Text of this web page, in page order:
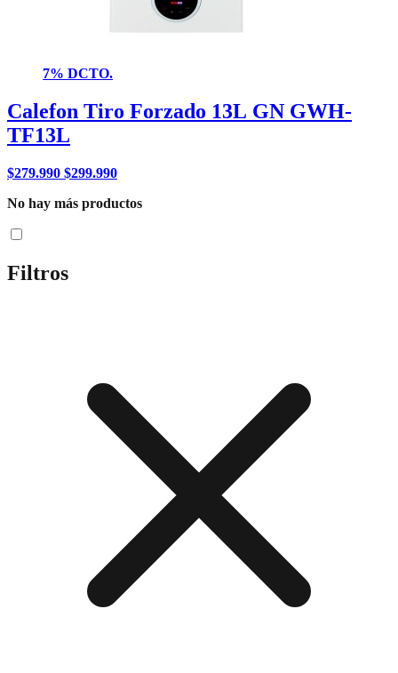
7% DCTO.
Calefon Tiro Forzado 13L GN GWH-
TF13L
$279.990 $299.990
No hay más productos
Filtros